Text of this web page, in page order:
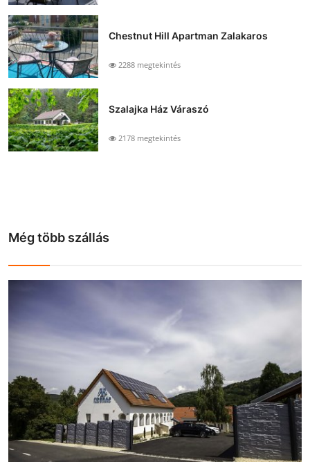
Chestnut Hill Apartman Zalakaros
2288 megtekintés
Szalajka Ház Váraszó
2178 megtekintés
Még több szállás